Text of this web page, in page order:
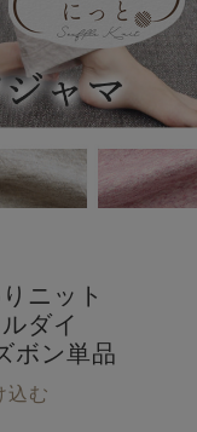
ニット
ダイ
ボン単品
込む